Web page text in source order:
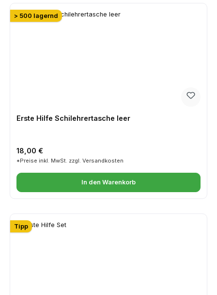
> 500 lagernd
Erste Hilfe Schilehrertasche leer
Regulärer Preis:
18,00 €
*Preise inkl. MwSt. zzgl. Versandkosten
In den Warenkorb
Tipp